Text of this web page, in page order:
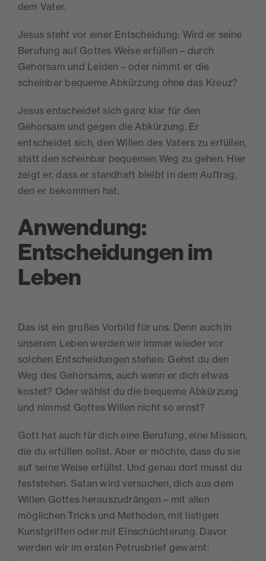
dem Vater.
Jesus steht vor einer Entscheidung: Wird er seine
Berufung auf Gottes Weise erfüllen – durch
Gehorsam und Leiden – oder nimmt er die
scheinbar bequeme Abkürzung ohne das Kreuz?
Jesus entscheidet sich ganz klar für den
Gehorsam und gegen die Abkürzung. Er
entscheidet sich, den Willen des Vaters zu erfüllen,
statt den scheinbar bequemen Weg zu gehen. Hier
zeigt er, dass er standhaft bleibt in dem Auftrag,
den er bekommen hat.
Anwendung:
Entscheidungen im
Leben
Das ist ein großes Vorbild für uns. Denn auch in
unserem Leben werden wir immer wieder vor
solchen Entscheidungen stehen: Gehst du den
Weg des Gehorsams, auch wenn er dich etwas
kostet? Oder wählst du die bequeme Abkürzung
und nimmst Gottes Willen nicht so ernst?
Gott hat auch für dich eine Berufung, eine Mission,
die du erfüllen sollst. Aber er möchte, dass du sie
auf seine Weise erfüllst. Und genau dort musst du
feststehen. Satan wird versuchen, dich aus dem
Willen Gottes herauszudrängen – mit allen
möglichen Tricks und Methoden, mit listigen
Kunstgriffen oder mit Einschüchterung. Davor
werden wir im ersten Petrusbrief gewarnt: